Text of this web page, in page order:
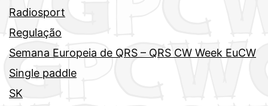
Radiosport
Regulação
Semana Europeia de QRS – QRS CW Week EuCW
Single paddle
SK